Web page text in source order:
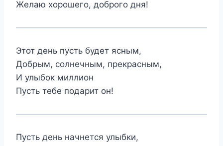
Желаю хорошего, доброго дня!
Этот день пусть будет ясным,
Добрым, солнечным, прекрасным,
И улыбок миллион
Пусть тебе подарит он!
Пусть день начнется улыбки,